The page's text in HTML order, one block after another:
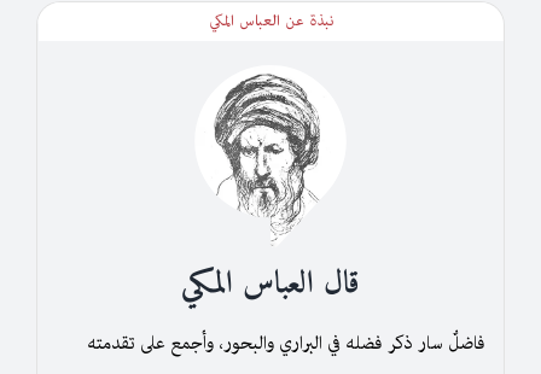
نبذة عن العباس المكي
قال العباس المكي
فاضلٌ سار ذكر فضله في البراري والبحور، وأجمع على تقدمته